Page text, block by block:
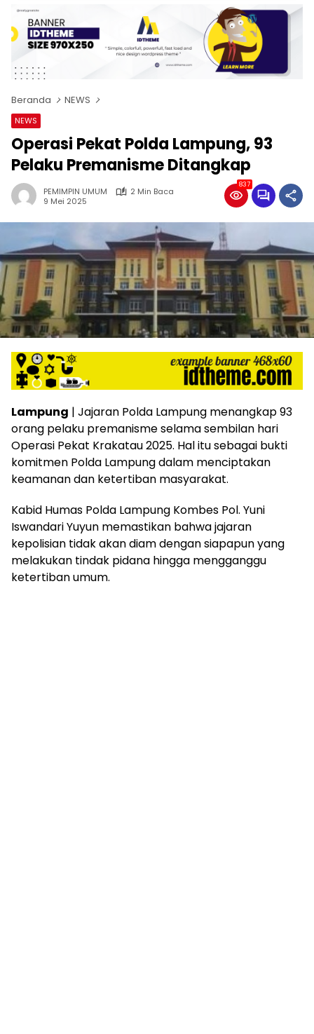
Beranda NEWS
NEWS
Operasi Pekat Polda Lampung, 93
Pelaku Premanisme Ditangkap
PEMIMPIN UMUM
2 Min Baca
9 Mei 2025
837
Lampung | Jajaran Polda Lampung menangkap 93
orang pelaku premanisme selama sembilan hari
Operasi Pekat Krakatau 2025. Hal itu sebagai bukti
komitmen Polda Lampung dalam menciptakan
keamanan dan ketertiban masyarakat.
Kabid Humas Polda Lampung Kombes Pol. Yuni
Iswandari Yuyun memastikan bahwa jajaran
kepolisian tidak akan diam dengan siapapun yang
melakukan tindak pidana hingga mengganggu
ketertiban umum.